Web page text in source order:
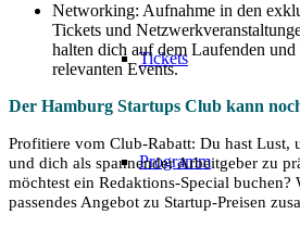
Tickets
Programm
Networking: Aufnahme in den
Tickets und
halten dich auf dem Laufenden
relevanten Events.
Der Hamburg Startups Club kann
Profitiere vom Club-Rabatt: Du hast Lust,
und dich als spannender Arbeitgeber zu
möchtest ein Redaktions-Special buchen?
passendes Angebot zu Startup-Preisen